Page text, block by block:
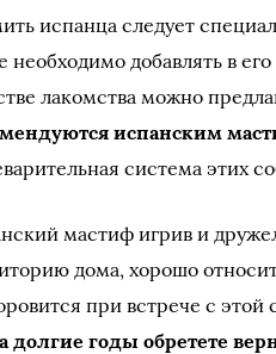
испанца следует
необходимо добавлять в
лакомства можно
испанским
система этих
мастиф игрив и
дома, хорошо
при встрече с этой
долгие годы обретете